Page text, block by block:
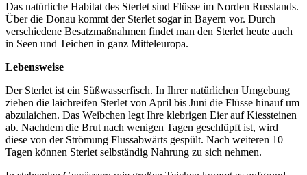
Das natürliche Habitat des Sterlet sind Flüsse im Norden Russlands.
Über die Donau kommt der Sterlet sogar in Bayern vor. Durch
verschiedene Besatzmaßnahmen findet man den Sterlet heute auch
in Seen und Teichen in ganz Mitteleuropa.
Lebensweise
Der Sterlet ist ein Süßwasserfisch. In Ihrer natürlichen Umgebung
ziehen die laichreifen Sterlet von April bis Juni die Flüsse hinauf um
abzulaichen. Das Weibchen legt Ihre klebrigen Eier auf Kiessteinen
ab. Nachdem die Brut nach wenigen Tagen geschlüpft ist, wird
diese von der Strömung Flussabwärts gespült. Nach weiteren 10
Tagen können Sterlet selbständig Nahrung zu sich nehmen.